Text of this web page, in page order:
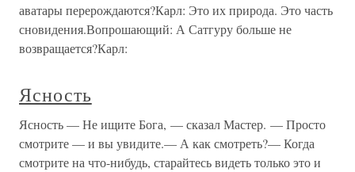
аватары перерождаются?Карл: Это их природа. Это часть
сновидения.Вопрошающий: А Сатгуру больше не
возвращается?Карл:
Ясность
Ясность — Не ищите Бога, — сказал Мастер. — Просто
смотрите — и вы увидите.— А как смотреть?— Когда
смотрите на что-нибудь, старайтесь видеть только это и